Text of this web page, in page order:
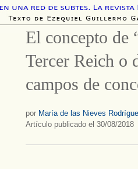
El concepto de
Tercer Reich o
campos de
por María de las Nieves
Artículo publicado el 30/08/2018